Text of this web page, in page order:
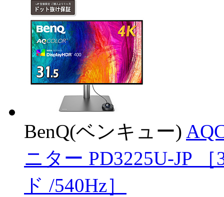
BenQ(ベンキュー)
ニター PD3225U-JP
ド /540Hz］